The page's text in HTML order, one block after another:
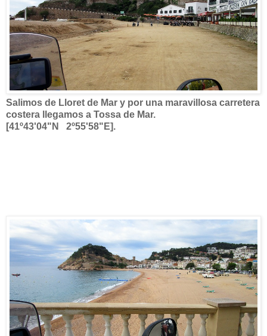
Salimos de Lloret de Mar y por una maravillosa carretera
costera llegamos a Tossa de Mar.
[41º43'04"N 2º55'58"E].